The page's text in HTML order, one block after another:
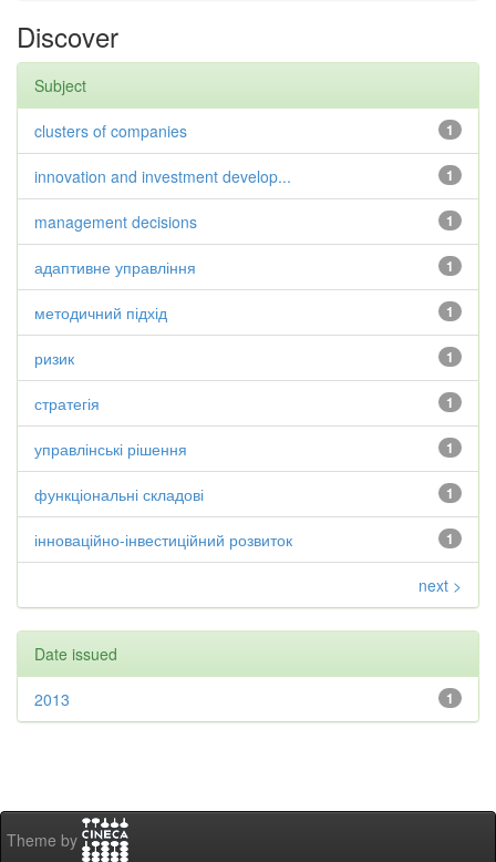
Discover
Subject
1
clusters of companies
1
innovation and investment develop...
1
management decisions
1
адаптивне управління
1
методичний підхід
1
ризик
1
стратегія
1
управлінські рішення
1
функціональні складові
1
інноваційно-інвестиційний розвиток
next >
Date issued
1
2013
Theme by